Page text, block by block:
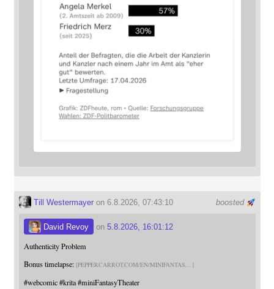
boosted
Till Westermayeron 6.8.2026, 07:43:10
David Revoy on 5.8.2026, 16:01:12
Authenticity Problem
Bonus timelapse: PEPPERCARROT.COM/EN/MINIFANTAS
#webcomic #krita #miniFantasyTheater